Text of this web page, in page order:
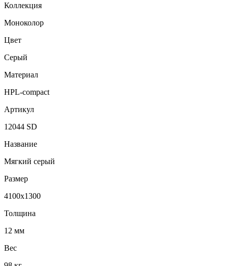
Коллекция
Моноколор
Цвет
Серый
Материал
HPL-compact
Артикул
12044 SD
Название
Мягкий серый
Размер
4100х1300
Толщина
12 мм
Вес